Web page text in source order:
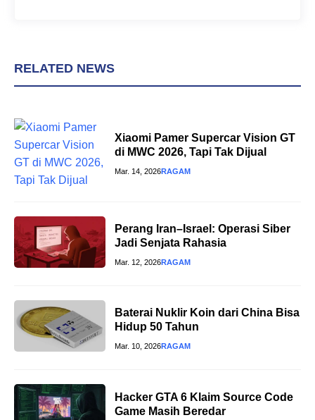
RELATED NEWS
Xiaomi Pamer Supercar Vision GT
di MWC 2026, Tapi Tak Dijual
Mar. 14, 2026RAGAM
Perang Iran–Israel: Operasi Siber
Jadi Senjata Rahasia
Mar. 12, 2026RAGAM
Baterai Nuklir Koin dari China Bisa
Hidup 50 Tahun
Mar. 10, 2026RAGAM
Hacker GTA 6 Klaim Source Code
Game Masih Beredar